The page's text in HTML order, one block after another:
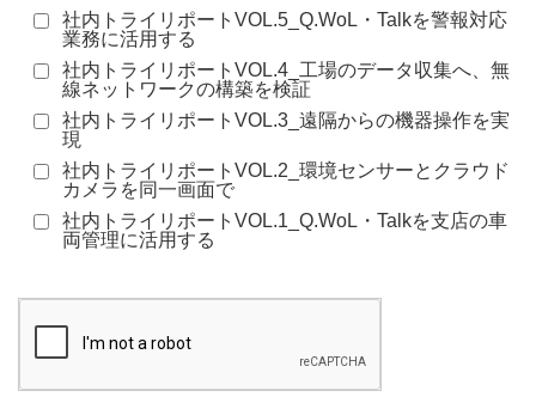
社内トライリポートVOL.5_Q.WoL・Talkを警報対応
業務に活用する
社内トライリポートVOL.4_工場のデータ収集へ、無
線ネットワークの構築を検証
社内トライリポートVOL.3_遠隔からの機器操作を実
現
社内トライリポートVOL.2_環境センサーとクラウド
カメラを同一画面で
社内トライリポートVOL.1_Q.WoL・Talkを支店の車
両管理に活用する